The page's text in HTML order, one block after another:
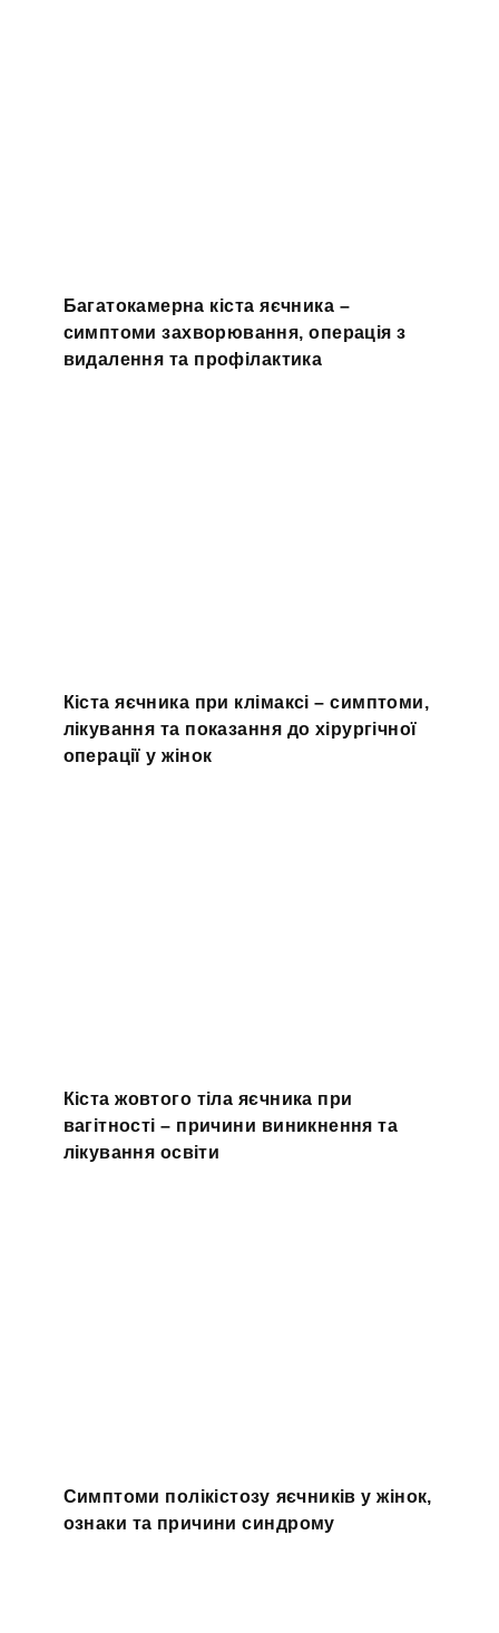
Багатокамерна кіста яєчника –
симптоми захворювання, операція з
видалення та профілактика
Кіста яєчника при клімаксі – симптоми,
лікування та показання до хірургічної
операції у жінок
Кіста жовтого тіла яєчника при
вагітності – причини виникнення та
лікування освіти
Симптоми полікістозу яєчників у жінок,
ознаки та причини синдрому